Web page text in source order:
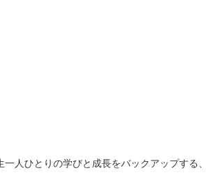
人ひとりの学びと成長をバックアップする